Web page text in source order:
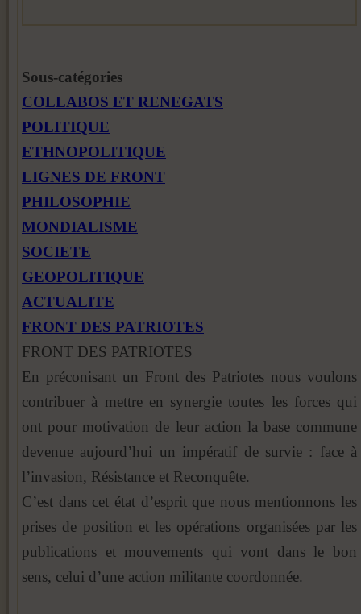
Sous-catégories
COLLABOS ET RENEGATS
POLITIQUE
ETHNOPOLITIQUE
LIGNES DE FRONT
PHILOSOPHIE
MONDIALISME
SOCIETE
GEOPOLITIQUE
ACTUALITE
FRONT DES PATRIOTES
FRONT DES PATRIOTES
En préconisant un Front des Patriotes nous voulons
contribuer à mettre en synergie toutes les forces qui
ont pour motivation de leur action la base commune
devenue aujourd’hui un impératif de survie : face à
l’invasion, Résistance et Reconquête.
C’est dans cet état d’esprit que nous mentionnons les
prises de position et les opérations organisées par les
publications et mouvements qui vont dans le bon
sens, celui d’une action militante coordonnée.